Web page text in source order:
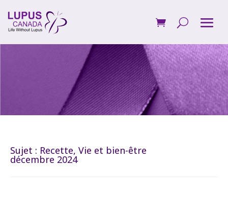
Sujet : Recette, Vie et bien-être
décembre 2024